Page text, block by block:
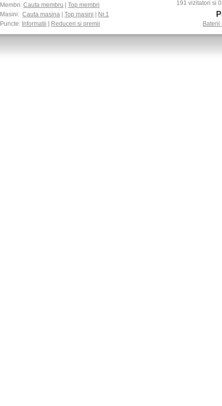
Membri: Cauta membru
Top membri
Masini: Cauta masina Top masini
Nr.1
Puncte: Informatii Reduceri si premii
191 vizitatori si